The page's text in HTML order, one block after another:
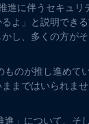
進に伴うセキュリ
るよ」と説明でき
し、多くの方がそ
ものが推し進めて
まではいられませ
進」について、そ